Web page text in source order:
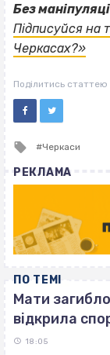
Без
Підписуйся на
Черкасах?»
Поділитись статтею
Tagged
Черкаси
РЕКЛАМА
ПО ТЕМІ
Мати
відкрила
18:05